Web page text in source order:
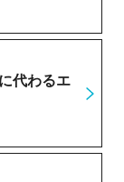
代わるエ